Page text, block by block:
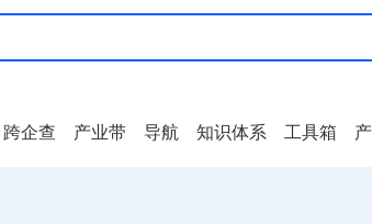
跨企查 产业带 导航 知识体系 工具箱